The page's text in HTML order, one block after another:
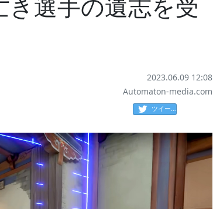
2023.06.09 12:08
Automaton-media.com
ツイート